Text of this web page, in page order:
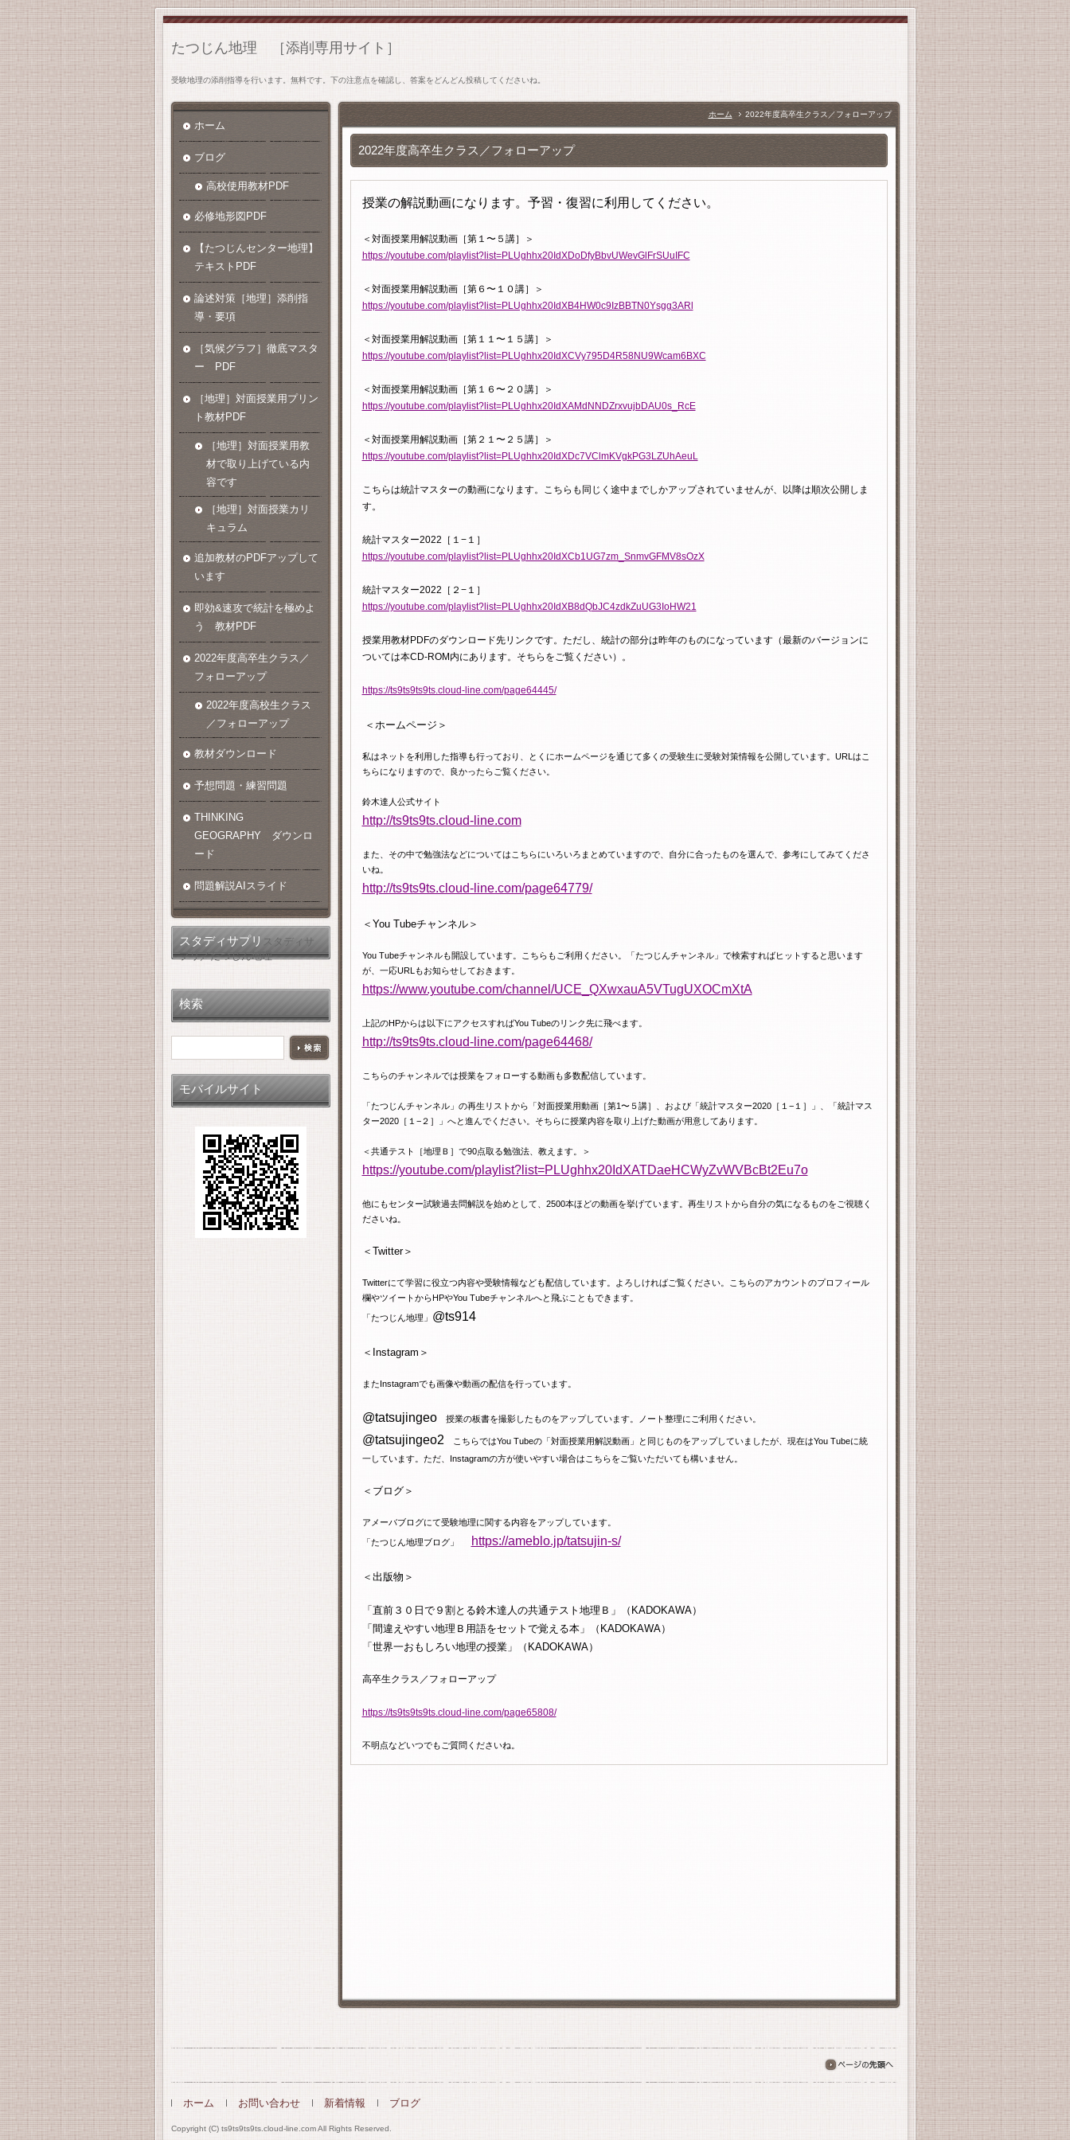
たつじん地理 ［添削専用サイト］
受験地理の添削指導を行います。無料です。下の注意点を確認し、答案をどんどん投稿してくださいね。
ホーム 2022年度高卒生クラス／フォローアップ
2022年度高卒生クラス／フォローアップ
授業の解説動画になります。予習・復習に利用してください。
＜対面授業用解説動画［第１〜５講］＞
https://youtube.com/playlist?list=PLUghhx20IdXDoDfyBbvUWevGlFrSUuIFC
＜対面授業用解説動画［第６〜１０講］＞
https://youtube.com/playlist?list=PLUghhx20IdXB4HW0c9IzBBTN0Ysgg3ARl
＜対面授業用解説動画［第１１〜１５講］＞
https://youtube.com/playlist?list=PLUghhx20IdXCVy795D4R58NU9Wcam6BXC
＜対面授業用解説動画［第１６〜２０講］＞
https://youtube.com/playlist?list=PLUghhx20IdXAMdNNDZrxvujbDAU0s_RcE
＜対面授業用解説動画［第２１〜２５講］＞
https://youtube.com/playlist?list=PLUghhx20IdXDc7VClmKVgkPG3LZUhAeuL
こちらは統計マスターの動画になります。こちらも同じく途中までしかアップされていませんが、以降は順次公開しま
す。
統計マスター2022 ［１−１］
https://youtube.com/playlist?list=PLUghhx20IdXCb1UG7zm_SnmvGFMV8sOzX
統計マスター2022 ［２−１］
https://youtube.com/playlist?list=PLUghhx20IdXB8dQbJC4zdkZuUG3IoHW21
授業用教材PDFのダウンロード先リンクです。ただし、統計の部分は昨年のものになっています（最新のバージョンに
ついては本CD-ROM内にあります。そちらをご覧ください）。
https://ts9ts9ts9ts.cloud-line.com/page64445/
＜ホームページ＞
私はネットを利用した指導も行っており、とくにホームページを通じて多くの受験生に受験対策情報を公開しています。 URL はこ
ちらになりますので、良かったらご覧ください。
鈴木達人公式サイト
http://ts9ts9ts.cloud-line.com
また、その中で勉強法などについてはこちらにいろいろまとめていますので、自分に合ったものを選んで、参考にしてみてくださ
いね。
http://ts9ts9ts.cloud-line.com/page64779/
＜ You Tubeチャンネル＞
You Tubeチャンネルも開設しています。こちらもご利用ください。「たつじんチャンネル」で検索すればヒットすると思います
が、一応URL もお知らせしておきます。
https://www.youtube.com/channel/UCE_QXwxauA5VTugUXOCmXtA
上記のHPからは以下にアクセスすればYou Tubeのリンク先に飛べます。
http://ts9ts9ts.cloud-line.com/page64468/
こちらのチャンネルでは授業をフォローする動画も多数配信しています。
「たつじんチャンネル」の再生リストから「対面授業用動画［第1〜５講］、および「統計マスター2020［１−１］」、「統計マス
ター2020［１−２］」へと進んでください。そちらに授業内容を取り上げた動画が用意してあります。
＜共通テスト［地理Ｂ］で90点取る勉強法、教えます。＞
https://youtube.com/playlist?list=PLUghhx20IdXATDaeHCWyZvWVBcBt2Eu7o
他にもセンター試験過去問解説を始めとして、 2500本ほどの動画を挙げています。再生リストから自分の気になるものをご視聴く
ださいね。
＜ Twitter＞
Twitterにて学習に役立つ内容や受験情報なども配信しています。よろしければご覧ください。こちらのアカウントのプロフィール
欄やツイートからHPやYou Tubeチャンネルへと飛ぶこともできます。
「たつじん地理」 @ts914
＜ Instagram ＞
またInstagramでも画像や動画の配信を行っています。
@tatsujingeo授業の板書を撮影したものをアップしています。ノート整理にご利用ください。
@tatsujingeo2 こちらではYou Tubeの「対面授業用解説動画」と同じものをアップしていましたが、現在はYou Tubeに統
一しています。ただ、
Instagramの方が使いやすい場合はこちらをご覧いただいても構いません。
＜ブログ＞
アメーバブログにて受験地理に関する内容をアップしています。
「たつじん地理ブログ」 https://ameblo.jp/tatsujin-s/
＜出版物＞
「直前３０日で９割とる鈴木達人の共通テスト地理Ｂ」（ KADOKAWA）
「間違えやすい地理Ｂ用語をセットで覚える本」（ KADOKAWA）
「世界一おもしろい地理の授業」（ KADOKAWA）
高卒生クラス／フォローアップ
https://ts9ts9ts9ts.cloud-line.com/page65808/
不明点などいつでもご質問くださいね。
ホーム
ブログ
高校使用教材PDF
必修地形図PDF
【たつじんセンター地理】
テキストPDF
論述対策［地理］添削指
導・要項
［気候グラフ］徹底マスタ
ー PDF
［地理］対面授業用プリン
ト教材PDF
［地理］対面授業用教
材で取り上げている内
容です
［地理］対面授業カリ
キュラム
追加教材のPDFアップして
います
即効&速攻で統計を極めよ
う 教材PDF
2022年度高卒生クラス／
フォローアップ
2022年度高校生クラス
／フォローアップ
教材ダウンロード
予想問題・練習問題
THINKING
GEOGRAPHY ダウンロ
ード
問題解説AIスライド
スタディサプリ スタディサ
プリ／たつじん地理
検索
モバイルサイト
ページの先頭へ
ホーム
お問い合わせ 新着情報 ブログ
Copyright (C) ts9ts9ts9ts.cloud-line.com All Rights Reserved.